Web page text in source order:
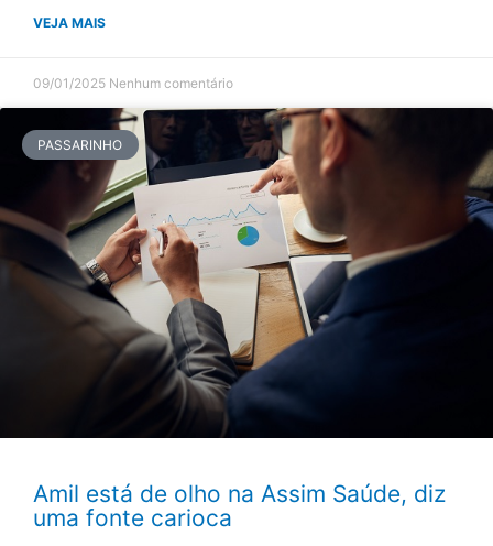
VEJA MAIS
09/01/2025 Nenhum comentário
PASSARINHO
Amil está de olho na Assim Saúde, diz
uma fonte carioca